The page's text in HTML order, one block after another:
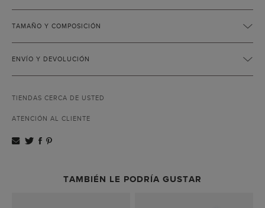
TAMAÑO Y COMPOSICIÓN
ENVÍO Y DEVOLUCIÓN
TIENDAS CERCA DE USTED
ATENCIÓN AL CLIENTE
TAMBIÉN LE PODRÍA GUSTAR